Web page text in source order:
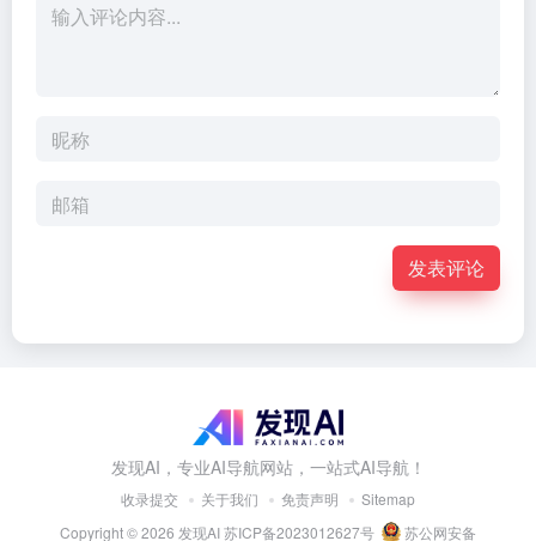
发表评论
发现AI，专业AI导航网站，一站式AI导航！
收录提交 关于我们 免责声明
Sitemap
Copyright © 2026 发现AI苏ICP备2023012627号 苏公网安备